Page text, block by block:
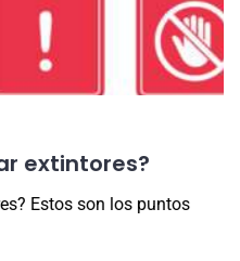
son los puntos